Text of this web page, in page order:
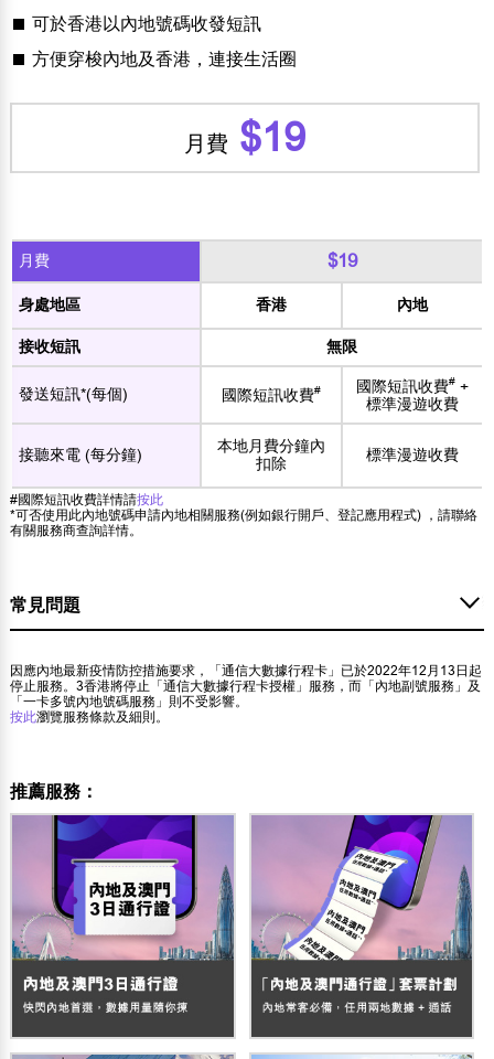
可於香港以內地號碼收發短訊
方便穿梭內地及香港，連接生活圈
月費 $19
月費 $19
身處地區 香港 內地
接收短訊 無限
發送短訊*(每個) 國際短訊收費# 國際短訊收費# +
標準漫遊收費
接聽來電 (每分鐘)
本地月費分鐘內
扣除
標準漫遊收費
#國際短訊收費詳情請按此
*可否使用此內地號碼申請內地相關服務(例如銀行開戶、登記應用程式) ，請聯絡
有關服務商查詢詳情。
常見問題
因應內地最新疫情防控措施要求，「通信大數據行程卡」已於2022年12月13日起
停止服務。3香港將停止「通信大數據行程卡授權」服務，而「內地副號服務」及
「一卡多號內地號碼服務」則不受影響。
按此瀏覽服務條款及細則。
推薦服務：